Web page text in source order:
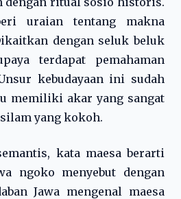
uraian tentang makna
dengan seluk beluk
terdapat pemahaman
kebudayaan ini sudah
memiliki akar yang sangat
yang kokoh.
kata maesa berarti
ngoko menyebut dengan
Jawa mengenal maesa